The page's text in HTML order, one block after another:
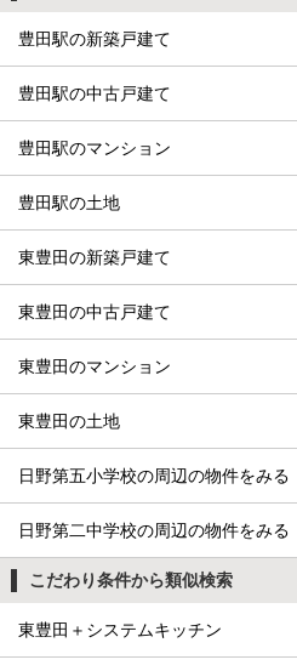
豊田駅の新築戸建て
豊田駅の中古戸建て
豊田駅のマンション
豊田駅の土地
東豊田の新築戸建て
東豊田の中古戸建て
東豊田のマンション
東豊田の土地
日野第五小学校の周辺の物件をみる
日野第二中学校の周辺の物件をみる
こだわり条件から類似検索
東豊田＋システムキッチン